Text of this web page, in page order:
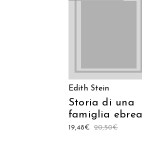
Edith Stein
Storia di una
famiglia ebrea
20,50€
19,48€